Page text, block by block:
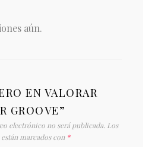
aún.
EN VALORAR
GROOVE”
electrónico no será publicada. Los
marcados con *